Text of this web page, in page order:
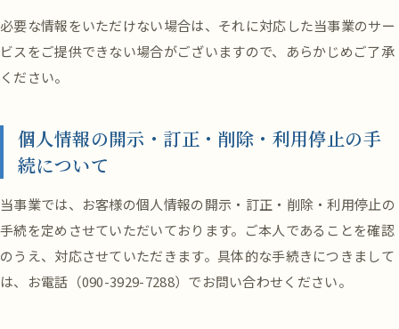
必要な情報をいただけない場合は、それに対応した当事業のサー
ビスをご提供できない場合がございますので、あらかじめご了承
ください。
個人情報の開示・訂正・削除・利用停止の手
続について
当事業では、お客様の個人情報の開示・訂正・削除・利用停止の
手続を定めさせていただいております。ご本人であることを確認
のうえ、対応させていただきます。具体的な手続きにつきまして
は、お電話（090-3929-7288）でお問い合わせください。